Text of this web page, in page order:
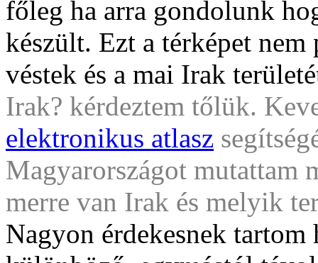
főleg ha arra gondolunk
készült. Ezt a térképet
véstek és a mai Irak
Irak? kérdeztem tőlük.
elektronikus atlasz
Magyarországot mutattam
merre van Irak és melyik
Nagyon érdekesnek